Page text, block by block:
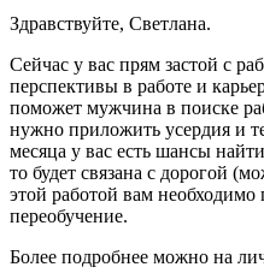
Здравствуйте, Светлана.
Сейчас у вас прям застой с
перспективы в работе и
поможет мужчина в поиске
нужно приложить усердия и
месяца у вас есть шансы
то будет связана с дорогой
этой работой вам
переобучение.
Более подробнее можно на